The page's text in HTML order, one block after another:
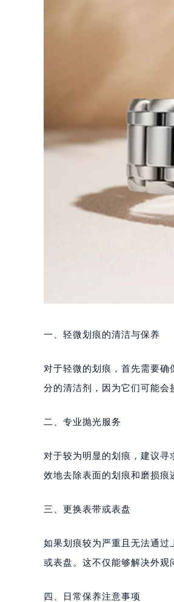
一、轻微划痕的清洁与保养
对于轻微的划痕，首先需要
分的清洁剂，因为它们可能会
二、专业抛光服务
对于较为明显的划痕，建议
效地去除表面的划痕和磨损痕
三、更换表带或表盘
如果划痕较为严重且无法通
或表盘。这不仅能够解决外观
四、日常保养注意事项